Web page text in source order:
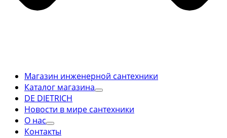
Магазин инженерной сантехники
Каталог магазина
DE DIETRICH
Новости в мире сантехники
О нас
Контакты